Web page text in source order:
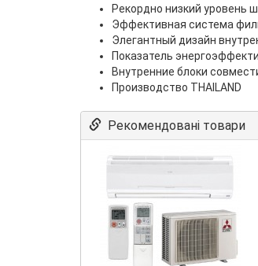
Рекордно низкий уровень
Эффективная система
Элегантный дизайн
Показатель
Внутренние блоки
Производство THAILAND
Рекомендовані товари